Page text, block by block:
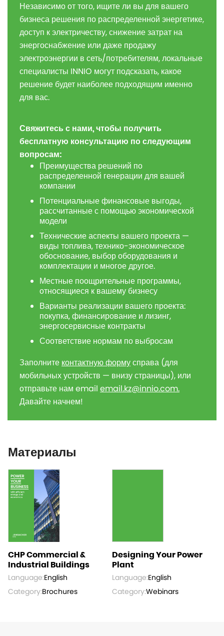
Независимо от того, ищите ли вы для вашего
бизнеса решения по распределенной энергетике,
доступ к электричеству, снижение затрат на
энергоснабжение или даже продажу
электроэнергии в сеть/потребителям, локальные
специалисты INNIO могут подсказать, какое
решение будет наиболее подходящим именно
для вас.
Свяжитесь с нами, чтобы получить
бесплатную консультацию по следующим
вопросам:
Преимущества решений по
распределенной генерации для вашей
компании
Потенциальные финансовые выгоды,
рассчитанные с помощью экономической
модели
Технические аспекты вашего проекта —
виды топлива, технико-экономическое
обоснование, выбор оборудования и
комплектации и многое другое.
Местные поощрительные программы,
относящиеся к вашему бизнесу
Варианты реализации вашего проекта:
покупка, финансирование и лизинг,
энергосервисные контракты
Соответствие нормам по выбросам
Заполните контактную формусправа (для
мобильных устройств — внизу страницы), или
отправьте нам email email.kz@innio.com.
Давайте начнем!
Материалы
CHP Commercial &
Industrial Buildings
Language:English
Category:Brochures
Designing Your Power
Plant
Language:English
Category:Webinars